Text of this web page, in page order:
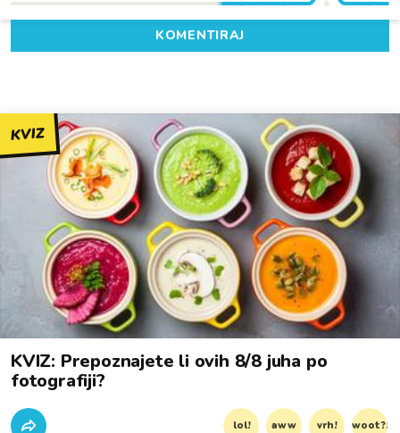
KOMENTIRAJ
KVIZ
KVIZ: Prepoznajete li ovih 8/8 juha po
fotografiji?
lol! aww vrh! woot?!